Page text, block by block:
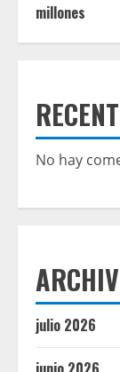
millones
No hay
julio 2026